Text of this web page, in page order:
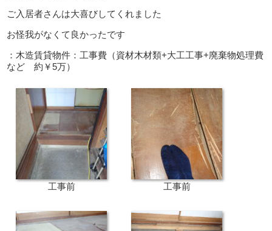
ご入居者さんは大喜びしてくれました
お怪我がなくて良かったです
：木造賃貸物件：工事費（資材木材類+大工工事+廃棄物処理費
など 約￥5万）
工事前 工事前